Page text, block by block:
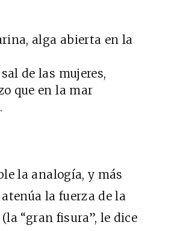
alga abierta en la
de las mujeres,
que en la mar
la analogía, y más
la fuerza de la
(la “gran fisura”, le dice